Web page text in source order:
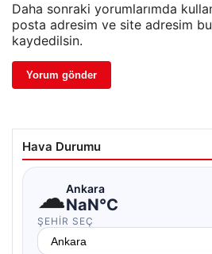
Daha sonraki yorumlarımda
posta adresim ve site adresim bu
kaydedilsin.
Hava Durumu
☁Ankara
NaN°C
ŞEHIR SEÇ